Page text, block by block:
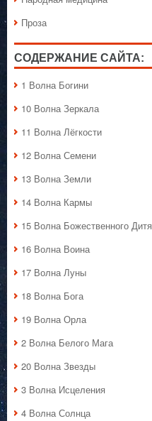
Проза
СОДЕРЖАНИЕ САЙТА:
1 Волна Богини
10 Волна Зеркала
11 Волна Лёгкости
12 Волна Семени
13 Волна Земли
14 Волна Кармы
15 Волна Божественного Дитя
16 Волна Воина
17 Волна Луны
18 Волна Бога
19 Волна Орла
2 Волна Белого Мага
20 Волна Звезды
3 Волна Исцеления
4 Волна Солнца